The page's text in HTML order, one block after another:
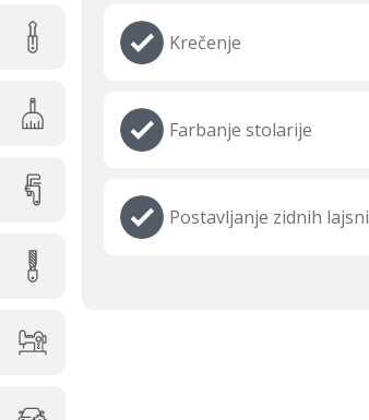
Krečenje
Farbanje stolarije
Postavljanje zidnih lajsni